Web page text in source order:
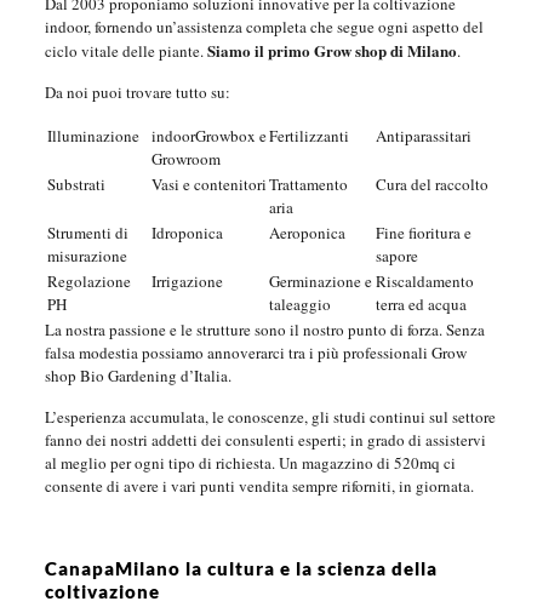
indoor, fornendo un’assistenza completa che segue ogni aspetto del
ciclo vitale delle piante.Siamo il primo Grow shop di Milano.
Da noi puoi trovare tutto su:
Illuminazione indoorGrowbox e
Growroom
Fertilizzanti Antiparassitari
Substrati Vasi e contenitoriTrattamento
aria
Cura del raccolto
Strumenti di
misurazione
Idroponica Aeroponica
Fine fioritura e
sapore
Regolazione
PH
Irrigazione
Germinazione e
taleaggio
Riscaldamento
terra ed acqua
La nostra passione e le strutture sono il nostro punto di forza. Senza
falsa modestia possiamo annoverarci tra i più professionali Grow
shop Bio Gardening d’Italia.
L’esperienza accumulata, le conoscenze, gli studi continui sul settore
fanno dei nostri addetti dei consulenti esperti; in grado di assistervi
al meglio per ogni tipo di richiesta. Un magazzino di 520mq ci
consente di avere i vari punti vendita sempre riforniti, in giornata.
CanapaMilano la cultura e la scienza della
coltivazione